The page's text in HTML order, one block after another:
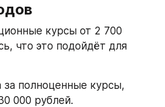
курсы от 2 700
что это подойдёт для
полноценные курсы,
000 рублей.